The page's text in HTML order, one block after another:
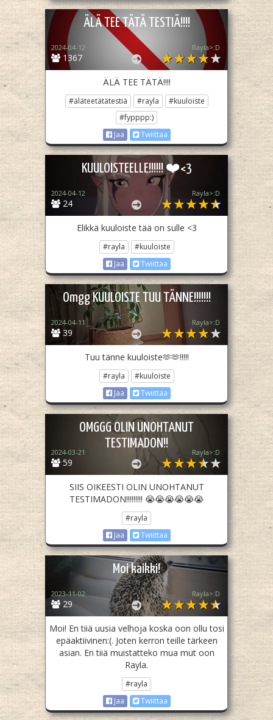
ÄLÄ TEE TÄTÄ TESTIÄ!!!!
1367
2024-04-12 Rayla>:D
ÄLÄ TEE TÄTÄ!!!!
#äläteetätätestiä #rayla
#kuuloiste
#fypppp:)
Jaa
Twiittaa
KUULOISTEELLE!!!!!! ❤️<3
24
2024-04-12 Rayla>:D
Elikkä kuuloiste tää on sulle <3
#rayla
#kuuloiste
Jaa
Twiittaa
Omgg KUULOISTE TUU TÄNNE!!!!!!!
39
2024-04-11 Rayla>:D
Tuu tänne kuuloiste🫶🫶!!!!!
#rayla
#kuuloiste
Jaa
Twiittaa
OMGGG OLIN UNOHTANUT
TESTIMADON!!
59
2024-03-21 Rayla>:D
SIIS OIKEESTI OLIN UNOHTANUT
TESTIMADON!!!!!!!!! 😭😭😭😭😭😭
#rayla
Jaa
Twiittaa
Moi kaikki!
29
2023-11-02 Rayla>:D
Moi! En tiiä uusia velhoja koska oon ollu tosi
epäaktiivinen:(. Joten kerron teille tärkeen
asian. En tiiä muistatteko mua mut oon
Rayla.
#rayla
Jaa
Twiittaa